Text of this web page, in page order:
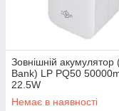
Зовнішній акумулятор
Bank) LP PQ50
22.5W
Немає в наявності